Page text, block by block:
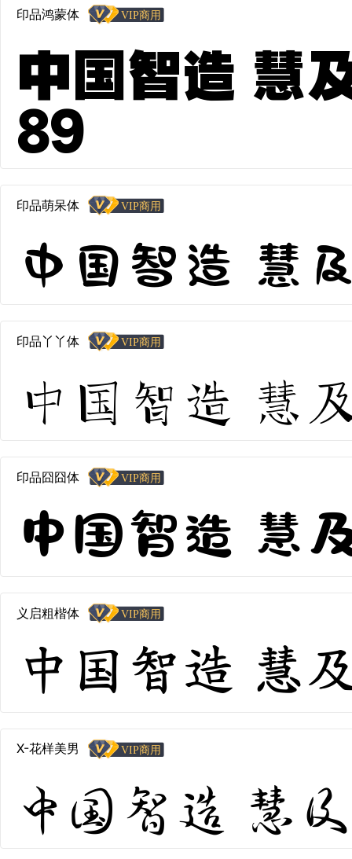
印品鸿蒙体
中国智造 慧
89
印品萌呆体
中国智造 慧及
印品丫丫体
中国智造 慧
印品囧囧体
中国智造 慧
义启粗楷体
中国智造 慧
X-花样美男
中国智造 慧